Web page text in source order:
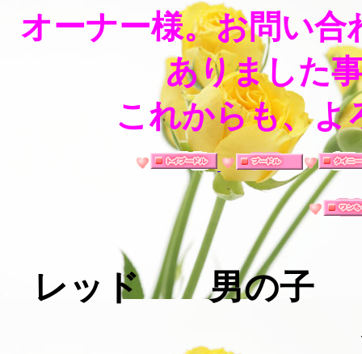
オーナー様。お問い
ありました
これからも、よ
レッド 男の子